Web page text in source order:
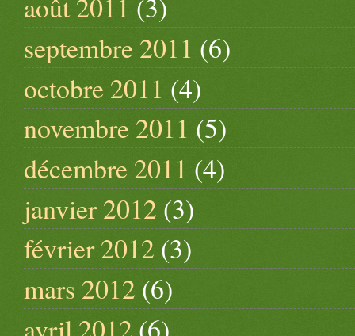
août 2011 (3)
septembre 2011 (6)
octobre 2011 (4)
novembre 2011 (5)
décembre 2011 (4)
janvier 2012 (3)
février 2012 (3)
mars 2012 (6)
avril 2012 (6)